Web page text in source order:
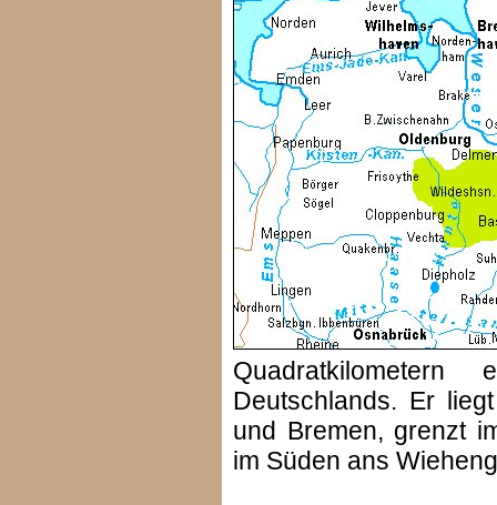
Deutschlands. Er
und Bremen, grenzt
im Süden ans